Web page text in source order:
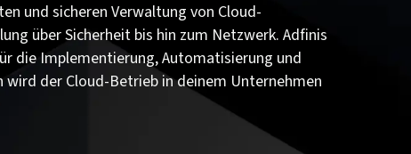
und sicheren Verwaltung von Cloud-
über Sicherheit bis hin zum Netzwerk. Adfinis
die Implementierung, Automatisierung und
der Cloud-Betrieb in deinem Unternehmen